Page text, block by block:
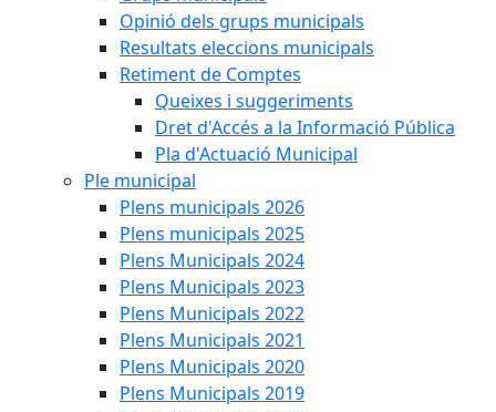
Opinió dels grups municipals
Resultats eleccions municipals
Retiment de Comptes
Queixes i suggeriments
Dret d'Accés a la Informació Pública
Pla d'Actuació Municipal
Ple municipal
Plens municipals 2026
Plens municipals 2025
Plens Municipals 2024
Plens Municipals 2023
Plens Municipals 2022
Plens Municipals 2021
Plens Municipals 2020
Plens Municipals 2019